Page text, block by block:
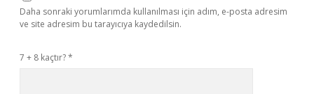
Daha sonraki yorumlarımda kullanılması için adım, e-posta adresim
ve site adresim bu tarayıcıya kaydedilsin.
7 + 8 kaçtır?*